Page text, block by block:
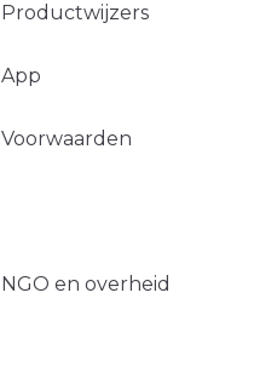
Productwijzers
App
Voorwaarden
NGO en overheid